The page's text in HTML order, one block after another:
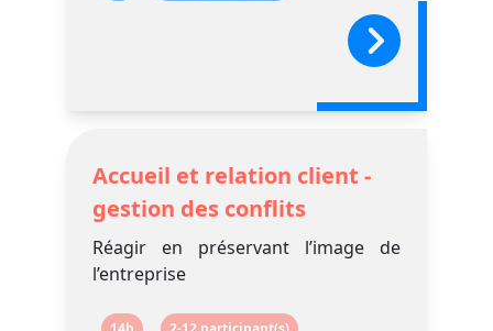
Accueil et relation client -
gestion des conflits
Réagir en préservant l’image de
l’entreprise